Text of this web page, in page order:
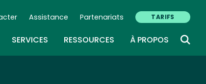
(FR)
Assistance Partenariats TARIFS
DROPDOWN
SERVICES RESSOURCES À PROPOS